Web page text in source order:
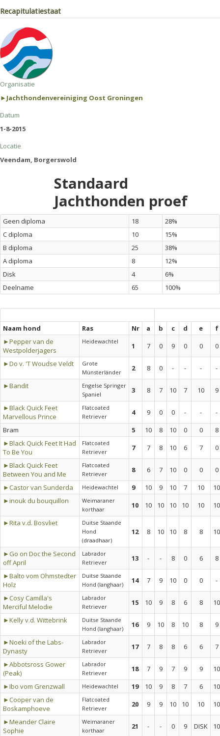
Recapitulatiestaat
Organisatie
►Jachthondenvereiniging Oost Groningen
Datum
1-8-2015
Locatie
Veendam, Borgerswold
Standaard
Jachthonden proef
Geen diploma 18
28%
C diploma
10
15%
B diploma
25
38%
A diploma
8
12%
Disk
4
6%
Deelname
65 100%
Naam hond Ras Nr a b c d e
f
►Pepper van de
Westpolderjagers
Heidewachtel
1 7 0 9 0 0
0
►Do v. 'T Woudse Veldt
Grote
Münsterländer
2 8 0 - - -
-
►Bandit
Engelse Springer
Spaniel
3 8 7 10 7 10
9
►Black Quick Feet
Marvellous Prince
Flatcoated
Retriever
4 9 0 0 - -
-
Bram
5 10 8 10 0 0
8
►Black Quick Feet It Had
To Be You
Flatcoated
Retriever
7 7 8 10 6 7
0
►Black Quick Feet
Between You and Me
Flatcoated
Retriever
8 6 7 10 0 0
0
►Castor van Sunderda
Heidewachtel 9 10 9 10 7 10
10
►inouk du bouquillon
Weimaraner
korthaar
10 10 10 10 10 10
10
►Rita v.d. Bosvliet
Duitse Staande
Hond
(draadhaar)
12 8 10 10 8 8 10
►Go on Doc the Second
off April
Labrador
Retriever
13 - - 8 0 6
8
►Balto vom Ohmstedter
Holz
Duitse Staande
Hond (langhaar)
14 7 9 10 0 0
-
►Cosy Camilla's
Merciful Melodie
Labrador
Retriever
15 10 9 8 6 8
10
►Kelly v.d. Wittebrink
Duitse Staande
Hond (langhaar)
16 9 10 8 10 8
9
►Noeki of the Labs-
Dynasty
Labrador
Retriever
17 7 8 8 6 6
7
►Abbotsross Gower
(Peak)
Labrador
Retriever
18 7 9 7 9 9
10
►Ibo vom Grenzwall
Heidewachtel 19 10 9 8 7 6
10
►Cooper van de
Boskamphoeve
Flatcoated
Retriever
20 9 9 10 10 10
10
►Meander Claire
Sophie
Weimaraner
korthaar
21 - - 0 9 DISK
10